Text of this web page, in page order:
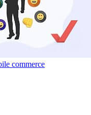
commerce